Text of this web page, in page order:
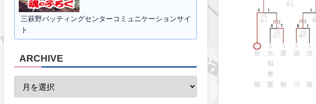
三萩野バッティングセンターコミュニケーションサイ
ト
ARCHIVE